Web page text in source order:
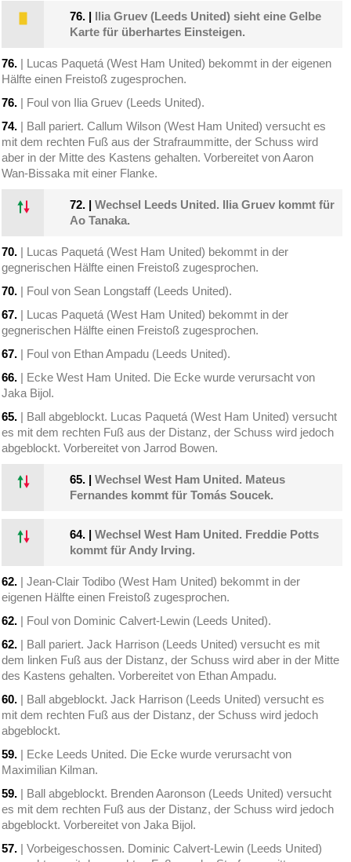
76. | Ilia Gruev (Leeds United) sieht eine Gelbe
Karte für überhartes Einsteigen.
76. | Lucas Paquetá (West Ham United) bekommt in der eigenen
Hälfte einen Freistoß zugesprochen.
76. | Foul von Ilia Gruev (Leeds United).
74. | Ball pariert. Callum Wilson (West Ham United) versucht es
mit dem rechten Fuß aus der Strafraummitte, der Schuss wird
aber in der Mitte des Kastens gehalten. Vorbereitet von Aaron
Wan-Bissaka mit einer Flanke.
72. |Wechsel Leeds United. Ilia Gruev kommt für
Ao Tanaka.
70. | Lucas Paquetá (West Ham United) bekommt in der
gegnerischen Hälfte einen Freistoß zugesprochen.
70. | Foul von Sean Longstaff (Leeds United).
67. | Lucas Paquetá (West Ham United) bekommt in der
gegnerischen Hälfte einen Freistoß zugesprochen.
67. | Foul von Ethan Ampadu (Leeds United).
66. | Ecke West Ham United. Die Ecke wurde verursacht von
Jaka Bijol.
65. | Ball abgeblockt. Lucas Paquetá (West Ham United) versucht
es mit dem rechten Fuß aus der Distanz, der Schuss wird jedoch
abgeblockt. Vorbereitet von Jarrod Bowen.
65. |Wechsel West Ham United. Mateus
Fernandes kommt für Tomás Soucek.
64. |Wechsel West Ham United. Freddie Potts
kommt für Andy Irving.
62. | Jean-Clair Todibo (West Ham United) bekommt in der
eigenen Hälfte einen Freistoß zugesprochen.
62. | Foul von Dominic Calvert-Lewin (Leeds United).
62. | Ball pariert. Jack Harrison (Leeds United) versucht es mit
dem linken Fuß aus der Distanz, der Schuss wird aber in der Mitte
des Kastens gehalten. Vorbereitet von Ethan Ampadu.
60. | Ball abgeblockt. Jack Harrison (Leeds United) versucht es
mit dem rechten Fuß aus der Distanz, der Schuss wird jedoch
abgeblockt.
59. | Ecke Leeds United. Die Ecke wurde verursacht von
Maximilian Kilman.
59. | Ball abgeblockt. Brenden Aaronson (Leeds United) versucht
es mit dem rechten Fuß aus der Distanz, der Schuss wird jedoch
abgeblockt. Vorbereitet von Jaka Bijol.
57. | Vorbeigeschossen. Dominic Calvert-Lewin (Leeds United)